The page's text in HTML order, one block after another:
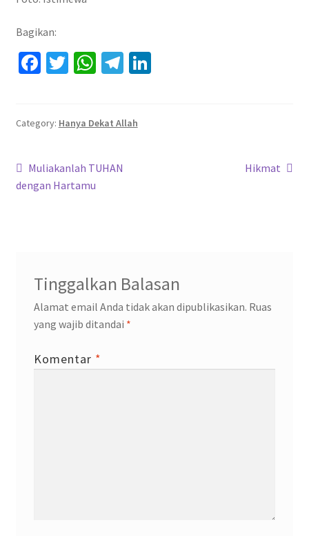
Bagikan:
Fa
o
k
T
er
W
sA
p
Te
a
Li
Category: Hanya Dekat Allah
Navigasi
pos
Previous
post:
Muliakanlah TUHAN
dengan Hartamu
Next
Hikmat
Tinggalkan Balasan
Alamat email Anda tidak akan dipublikasikan. Ruas
yang wajib ditandai *
Komentar *